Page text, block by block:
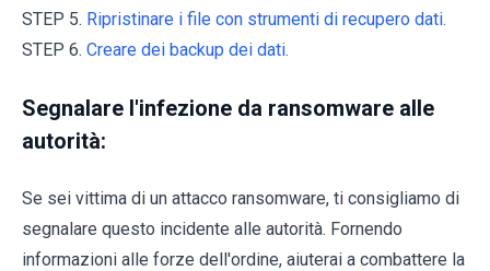
STEP 5. Ripristinare i file con strumenti di recupero dati.
STEP 6. Creare dei backup dei dati.
Segnalare l'infezione da ransomware alle
autorità:
Se sei vittima di un attacco ransomware, ti consigliamo di
segnalare questo incidente alle autorità. Fornendo
informazioni alle forze dell'ordine, aiuterai a combattere la